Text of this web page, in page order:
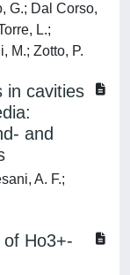
G.; Dal Corso,
L.;
M.; Zotto, P.
in cavities
and
A. F.;
Ho3+-